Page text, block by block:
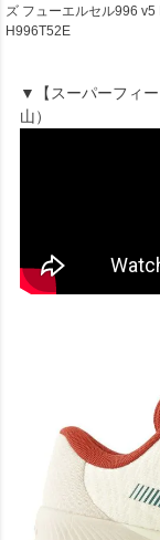
ズ フューエルセル996
H996T52E
▼【スーパーフィ
山）